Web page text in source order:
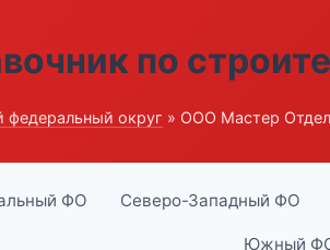
по
федеральный округ » ООО Мастер
ФО Северо-Западный ФО
Южный